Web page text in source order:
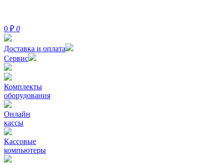
0 ₽ 0
Доставка и оплата
Сервис
Комплекты
оборудования
Онлайн
кассы
Кассовые
компьютеры